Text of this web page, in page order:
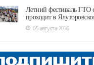
Летний фестиваль ГТО
проходит в
05 августа 2026